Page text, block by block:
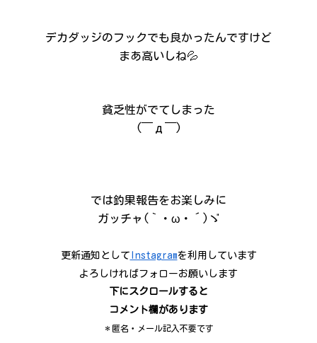
デカダッジのフックでも良かったんですけど
まあ高いしね💦
貧乏性がでてしまった
(￣д￣)
では釣果報告をお楽しみに
ガッチャ(｀・ω・´)ゞ
更新通知として Instagramを利用しています
よろしければフォローお願いします
下にスクロールすると
コメント欄があります
＊匿名・メール記入不要です